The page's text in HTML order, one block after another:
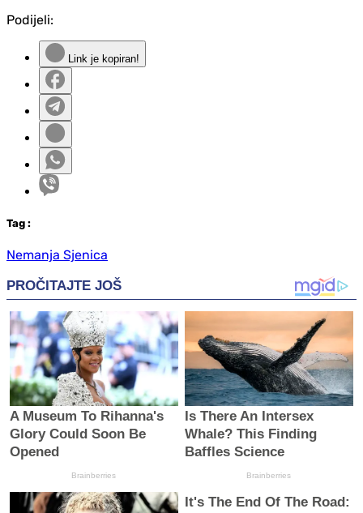
Podijeli:
Link je kopiran!
Tag :
Nemanja Sjenica